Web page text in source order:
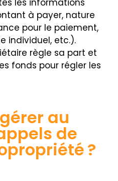
les informations
à payer, nature
pour le paiement,
individuel, etc.).
règle sa part et
fonds pour régler les
au
de
?